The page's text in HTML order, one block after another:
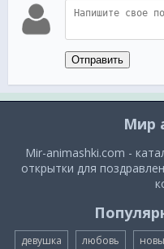
Отправить
Мир
Mir-animashki.com -
открытки для
девушка любовь